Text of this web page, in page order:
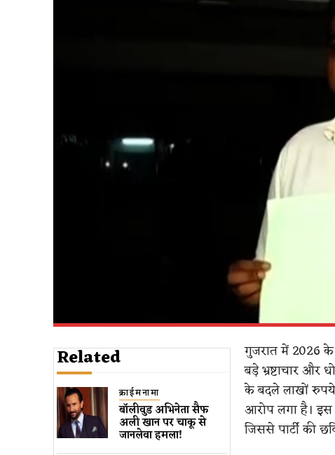
Related
क्राईमनामा
बॉलीवुड​ अभिनेता सैफ
अली खान पर चाकू से ​
जानलेवा हमला​!
गुजरात में 2026
बड़े भ्रष्टाचार और
के बदले लाखों
आरोप लगा है। इस
जिससे पार्टी की